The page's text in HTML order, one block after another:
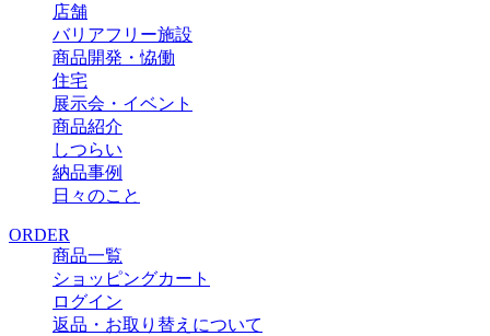
店舗
バリアフリー施設
商品開発・恊働
住宅
展示会・イベント
商品紹介
しつらい
納品事例
日々のこと
ORDER
商品一覧
ショッピングカート
ログイン
返品・お取り替えについて